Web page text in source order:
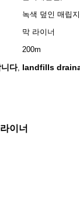
녹색 덮인 매립
막 라이너
200m
다, landfills
이너